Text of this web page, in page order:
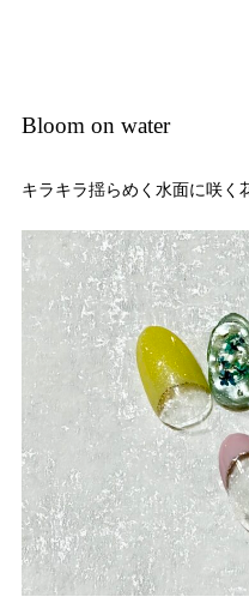
Bloom on water
キラキラ揺らめく水面に咲